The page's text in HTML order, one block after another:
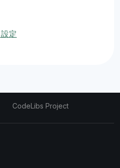
定
CodeLibs Project